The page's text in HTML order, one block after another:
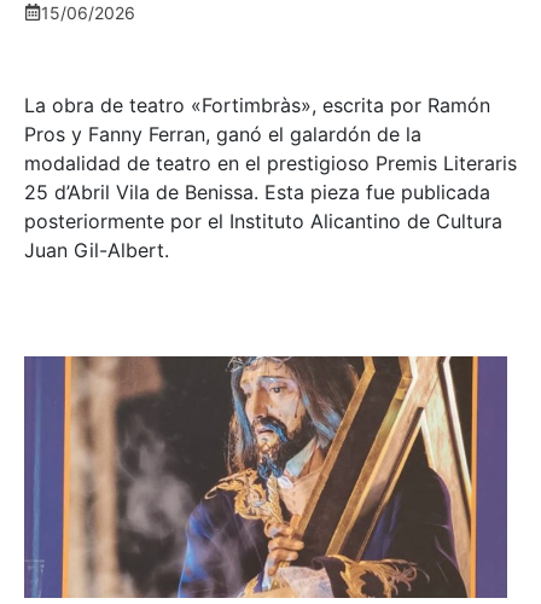
15/06/2026
La obra de teatro «Fortimbràs», escrita por Ramón
Pros y Fanny Ferran, ganó el galardón de la
modalidad de teatro en el prestigioso Premis Literaris
25 d’Abril Vila de Benissa. Esta pieza fue publicada
posteriormente por el Instituto Alicantino de Cultura
Juan Gil-Albert.